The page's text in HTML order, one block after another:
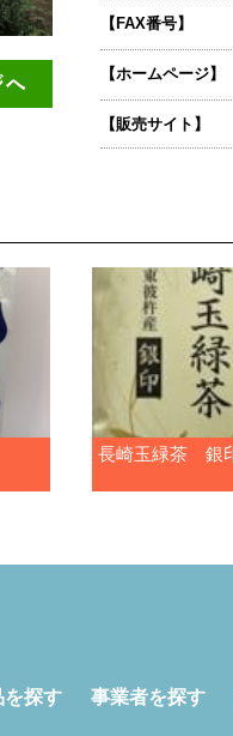
【FAX番号】
【ホームページ】
【販売サイト】
長崎玉緑茶 銀
を探す 事業者を探す